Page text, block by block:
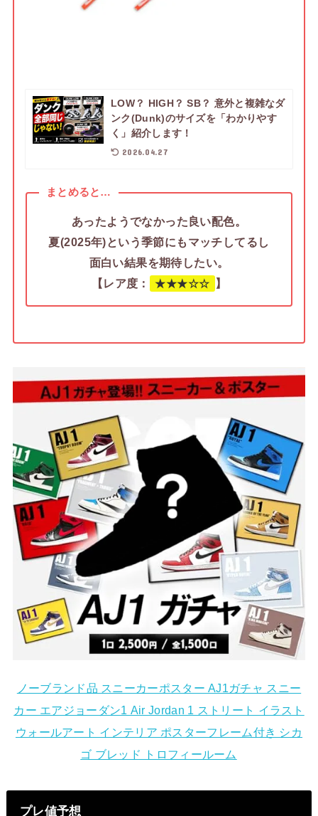
LOW？ HIGH？ SB？ 意外と複雑なダ
ンク(Dunk)のサイズを「わかりやす
く」紹介します！
2026.04.27
まとめると…
あったようでなかった良い配色。
夏(2025年)という季節にもマッチしてるし
面白い結果を期待したい。
【レア度：
★★★☆☆ 】
ノーブランド品 スニーカーポスター AJ1ガチャ スニー
カー エアジョーダン1 Air Jordan 1 ストリート イラスト
ウォールアート インテリア ポスターフレーム付き シカ
ゴ ブレッド トロフィールーム
プレ値予想